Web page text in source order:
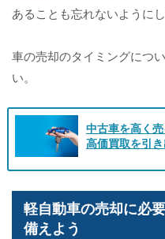
あることも忘れないようにし
車の売却のタイミングにつ
い。
中古車を高く
高価買取を引
軽自動車の売却に必
備えよう